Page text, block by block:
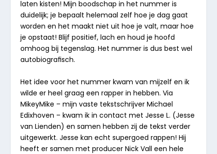
laten kisten! Mijn boodschap in het nummer is
duidelijk; je bepaalt helemaal zelf hoe je dag gaat
worden en het maakt niet uit hoe je valt, maar hoe
je opstaat! Blijf positief, lach en houd je hoofd
omhoog bij tegenslag. Het nummer is dus best wel
autobiograﬁsch.
Het idee voor het nummer kwam van mijzelf en ik
wilde er heel graag een rapper in hebben. Via
MikeyMike – mijn vaste tekstschrijver Michael
Edixhoven – kwam ik in contact met Jesse L. (Jesse
van Lienden) en samen hebben zij de tekst verder
uitgewerkt. Jesse kan echt supergoed rappen! Hij
heeft er samen met producer Nick Vall een hele